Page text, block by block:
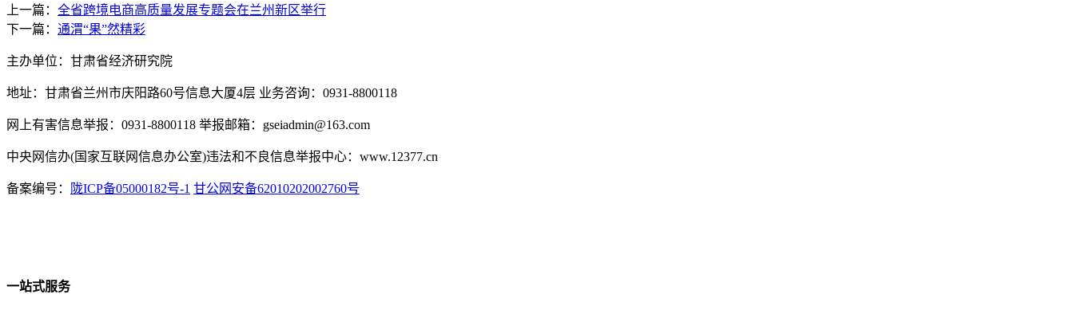
上一篇： 全省跨境电商高质量发展专题会在兰州新区举行
下一篇： 通渭“果”然精彩
主办单位：甘肃省经济研究院
地址：甘肃省兰州市庆阳路60号信息大厦4层 业务咨询：0931-8800118
网上有害信息举报：0931-8800118 举报邮箱：gseiadmin@163.com
中央网信办(国家互联网信息办公室)违法和不良信息举报中心：www.12377.cn
备案编号： 陇ICP备05000182号-1 甘公网安备62010202002760号
一站式服务